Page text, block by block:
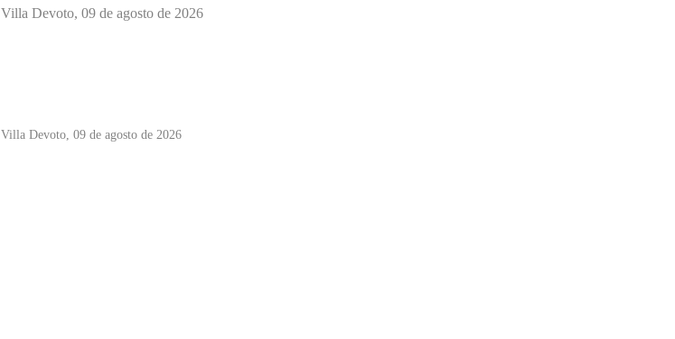
Villa Devoto, 09 de agosto de 2026
Villa Devoto, 09 de agosto de 2026